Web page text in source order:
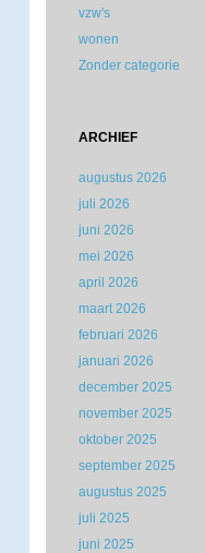
vzw's
wonen
Zonder categorie
ARCHIEF
augustus 2026
juli 2026
juni 2026
mei 2026
april 2026
maart 2026
februari 2026
januari 2026
december 2025
november 2025
oktober 2025
september 2025
augustus 2025
juli 2025
juni 2025